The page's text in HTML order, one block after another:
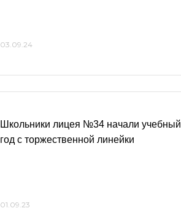
03.09.24
Школьники лицея №34 начали учебный
год с торжественной линейки
01.09.23